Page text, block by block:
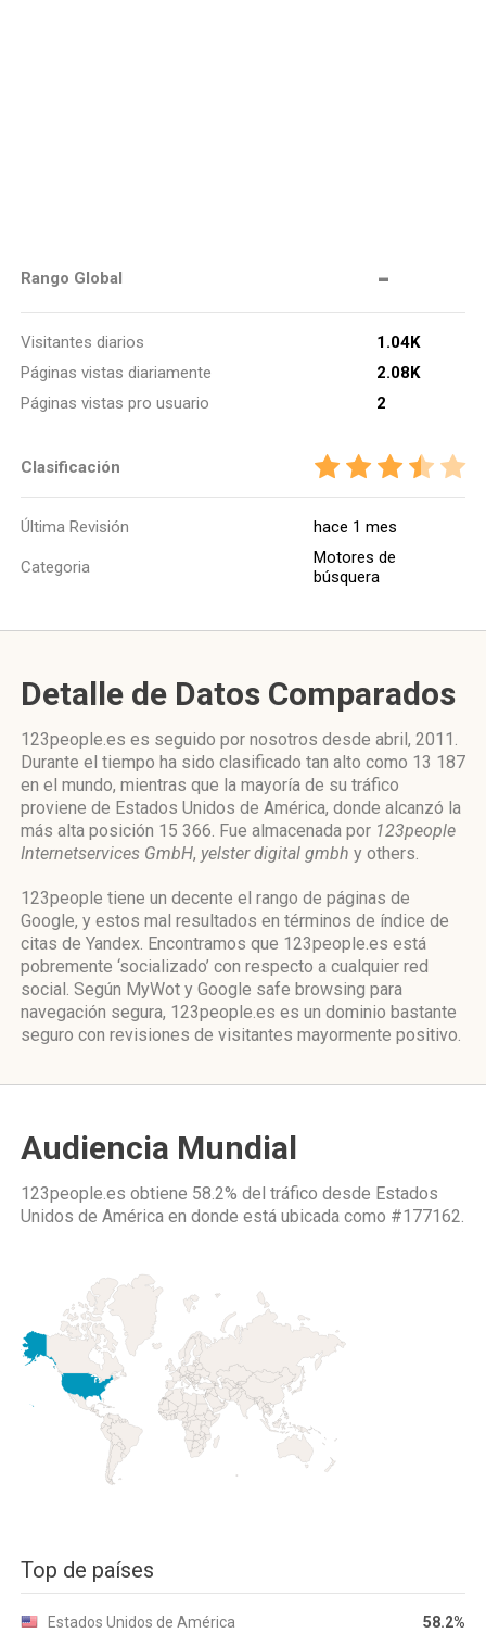
Rango Global -
Visitantes diarios
1.04K
Páginas vistas diariamente
2.08K
Páginas vistas pro usuario
2
Clasificación
Última Revisión hace 1 mes
Categoria
Motores de
búsquera
Detalle de Datos Comparados
123people.es es seguido por nosotros desde abril, 2011.
Durante el tiempo ha sido clasificado tan alto como 13 187
en el mundo, mientras que la mayoría de su tráfico
proviene de Estados Unidos de América, donde alcanzó la
más alta posición 15 366. Fue almacenada por 123people
Internetservices GmbH, yelster digital gmbh y others.
123people tiene un decente el rango de páginas de
Google, y estos mal resultados en términos de índice de
citas de Yandex. Encontramos que 123people.es está
pobremente ‘socializado’ con respecto a cualquier red
social. Según MyWot y Google safe browsing para
navegación segura, 123people.es es un dominio bastante
seguro con revisiones de visitantes mayormente positivo.
Audiencia Mundial
123people.es obtiene 58.2% del tráfico desde Estados
Unidos de América en donde está ubicada como #177162.
Top de países
Estados Unidos de América 58.2%